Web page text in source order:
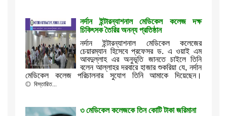
নর্দান ইন্টারন্যাশনাল মেডিকেল কলেজ দক্ষ
চিকিৎসক তৈরির অনন্য প্রতিষ্ঠান
নর্দান ইন্টারন্যাশনাল মেডিকেল কলেজের
চেয়ারম্যান হিসেবে প্রফেসর ড. এ ওয়াই এম
আবদুল্লাহ এর অনুভূতি জানতে চাইলে তিনি
বলেন আল্লাহর দরবারে হাজার শুকরিয়া যে, নর্দান
মেডিকেল কলেজ পরিচালনার সুযোগ তিনি আমাকে দিয়েছেন।
বিস্তারিত...
৩ মেডিকেল কলেজকে তিন কোটি টাকা জরিমানা